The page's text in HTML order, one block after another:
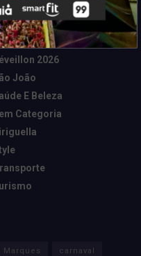
E Negócios
Tech
2026
João
E Beleza
Categoria
Marques carnaval